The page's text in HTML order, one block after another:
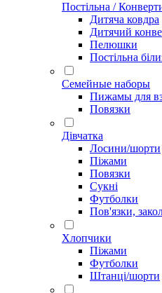
Постільна /
Дитяча ковдра
Дитячий
Пелюшки
Постільна
Семейные наборы
Пижамы для
Повязки
Дівчатка
Лосини/шорти
Піжами
Повязки
Сукні
Футболки
Пов'язки,
Хлопчики
Піжами
Футболки
Штанці/шорти